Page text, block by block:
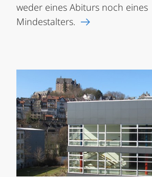
weder eines Abiturs noch eines
Mindestalters.